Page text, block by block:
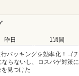
昨日 1週間
パッキングを効率化！ゴチ
ならないし、ロスバゲ対策に
を見つけた